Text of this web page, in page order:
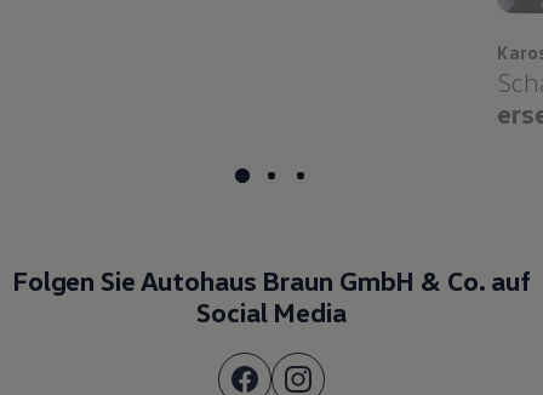
Folgen Sie Autohaus Braun GmbH & Co. auf
Social Media